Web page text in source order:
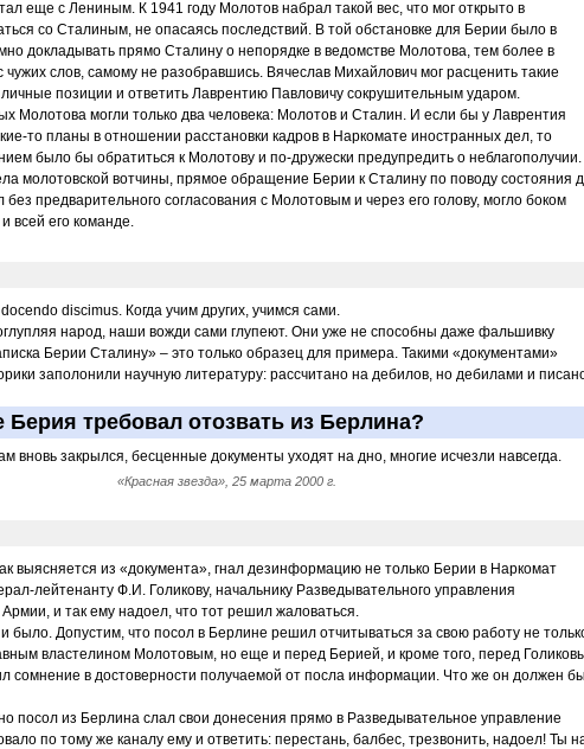
еще с Лениным. К 1941 году Молотов набрал такой вес, что мог открыто в
со Сталиным, не опасаясь последствий. В той обстановке для Берии было в
докладывать прямо Сталину о непорядке в ведомстве Молотова, тем более в
слов, самому не разобравшись. Вячеслав Михайлович мог расценить такие
личные позиции и ответить Лаврентию Павловичу сокрушительным ударом.
Молотова могли только два человека: Молотов и Сталин. И если бы у Лаврентия
то планы в отношении расстановки кадров в Наркомате иностранных дел, то
было бы обратиться к Молотову и по-дружески предупредить о неблагополучии.
молотовской вотчины, прямое обращение Берии к Сталину по поводу состояния
предварительного согласования с Молотовым и через его голову, могло боком
всей его команде.
discimus. Когда учим других, учимся сами.
народ, наши вожди сами глупеют. Они уже не способны даже фальшивку
Берии Сталину» – это только образец для примера. Такими «документами»
заполонили научную литературу: рассчитано на дебилов, но дебилами и
Берия требовал отозвать из Берлина?
вновь закрылся, бесценные документы уходят на дно, многие исчезли навсегда.
«Красная звезда», 25 марта 2000 г.
выясняется из «документа», гнал дезинформацию не только Берии в Наркомат
лейтенанту Ф.И. Голикову, начальнику Разведывательного управления
и так ему надоел, что тот решил жаловаться.
было. Допустим, что посол в Берлине решил отчитываться за свою работу не
властелином Молотовым, но еще и перед Берией, и кроме того, перед
сомнение в достоверности получаемой от посла информации. Что же он должен
посол из Берлина слал свои донесения прямо в Разведывательное управление
по тому же каналу ему и ответить: перестань, балбес, трезвонить, надоел! Ты